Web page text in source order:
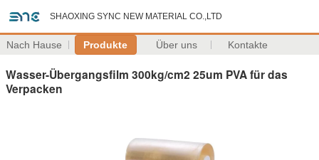
SHAOXING SYNC NEW MATERIAL CO.,LTD
Nach Hause Produkte Über uns Kontakte
Wasser-Übergangsfilm 300kg/cm2 25um PVA für das
Verpacken